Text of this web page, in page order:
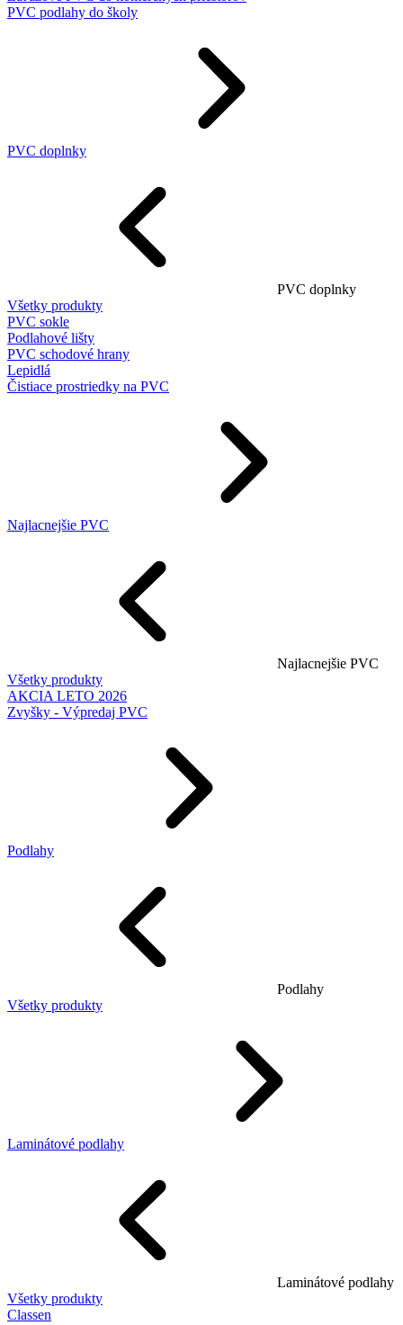
PVC podlahy do školy
PVC doplnky
PVC doplnky
Všetky produkty
PVC sokle
Podlahové lišty
PVC schodové hrany
Lepidlá
Čistiace prostriedky na PVC
Najlacnejšie PVC
Najlacnejšie PVC
Všetky produkty
AKCIA LETO 2026
Zvyšky - Výpredaj PVC
Podlahy
Podlahy
Všetky produkty
Laminátové podlahy
Laminátové podlahy
Všetky produkty
Classen